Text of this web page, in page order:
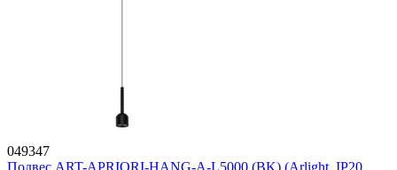
049347
Подвес ART-APRIORI-HANG-A-L5000 (BK) (Arlight, IP20